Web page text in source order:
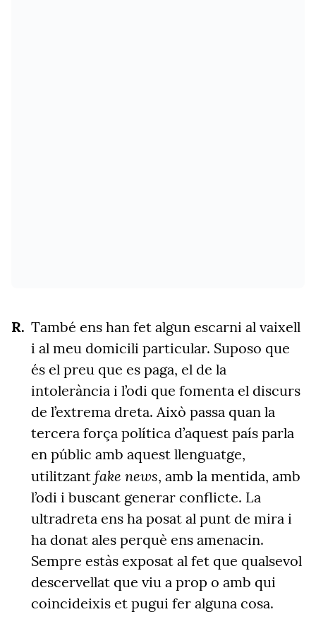
També ens han fet algun escarni al vaixell
i al meu domicili particular. Suposo que
és el preu que es paga, el de la
intolerància i l’odi que fomenta el discurs
de l’extrema dreta. Això passa quan la
tercera força política d’aquest país parla
en públic amb aquest llenguatge,
utilitzant fake news, amb la mentida, amb
l’odi i buscant generar conflicte. La
ultradreta ens ha posat al punt de mira i
ha donat ales perquè ens amenacin.
Sempre estàs exposat al fet que qualsevol
descervellat que viu a prop o amb qui
coincideixis et pugui fer alguna cosa.